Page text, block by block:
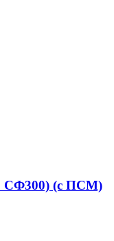
СФ300) (с ПСМ)